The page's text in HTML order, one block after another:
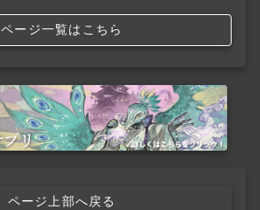
ページ一覧はこちら
ページ上部へ戻る